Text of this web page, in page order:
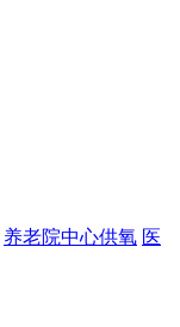
养老院中心供氧 医